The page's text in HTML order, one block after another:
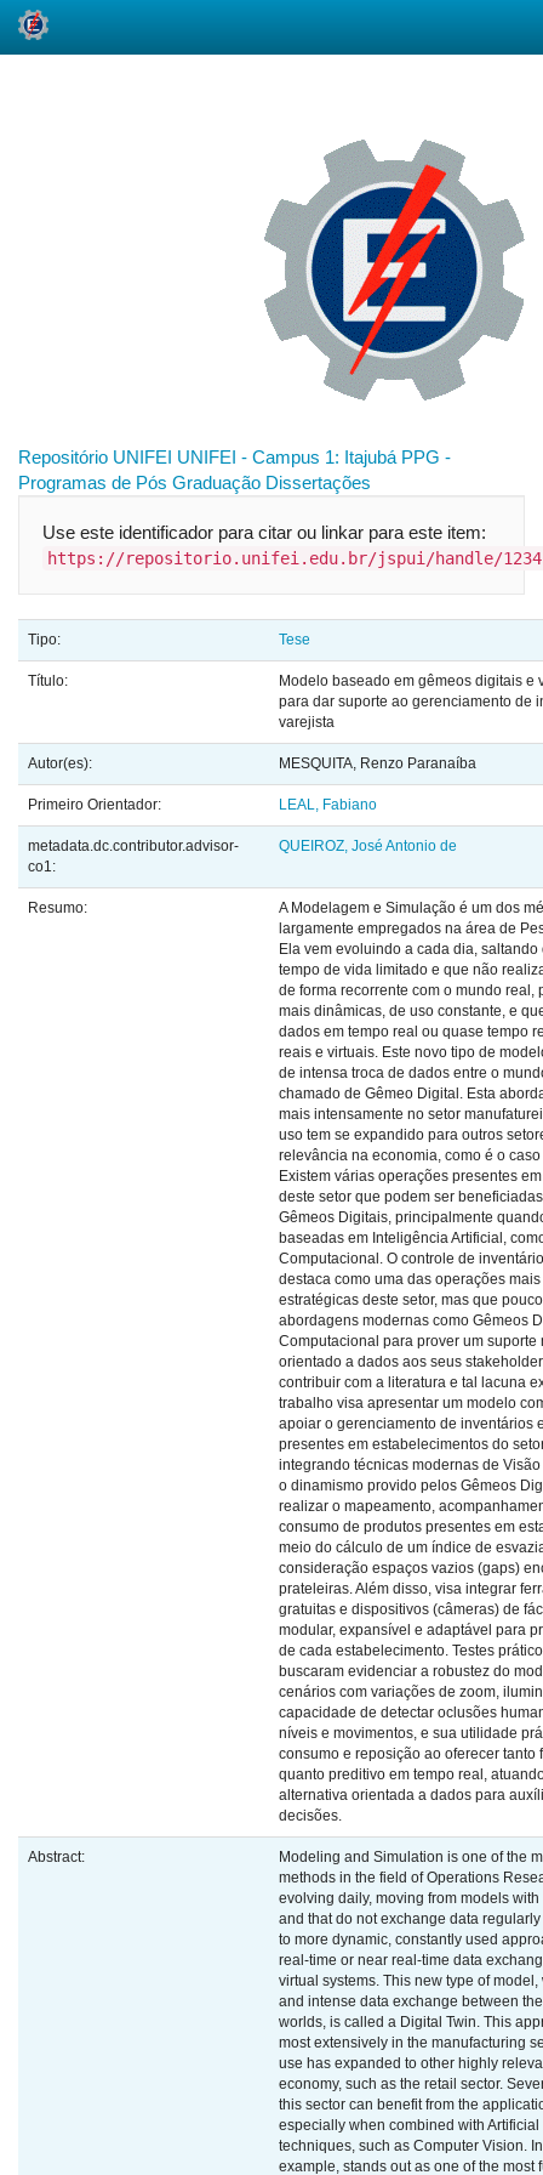
Repositório UNIFEI UNIFEI - Campus 1: Itajubá PPG -
Programas de Pós Graduação Dissertações
Use este identificador para citar ou linkar para este item:
https://repositorio.unifei.edu.br/jspui/handle/
Tipo: Tese
Título:
Modelo baseado em gêmeos digitais e
para dar suporte ao gerenciamento de
varejista
Autor(es): MESQUITA, Renzo Paranaíba
Primeiro Orientador: LEAL, Fabiano
metadata.dc.contributor.advisor-
co1:
QUEIROZ, José Antonio de
Resumo:
A Modelagem e Simulação é um dos
largamente empregados na área de
Ela vem evoluindo a cada dia,
tempo de vida limitado e que não
de forma recorrente com o mundo real,
mais dinâmicas, de uso constante, e
dados em tempo real ou quase tempo
reais e virtuais. Este novo tipo de
de intensa troca de dados entre o
chamado de Gêmeo Digital. Esta
mais intensamente no setor
uso tem se expandido para outros
relevância na economia, como é o
Existem várias operações presentes
deste setor que podem ser
Gêmeos Digitais, principalmente
baseadas em Inteligência Artificial,
Computacional. O controle de
destaca como uma das operações
estratégicas deste setor, mas que
abordagens modernas como Gêmeos
Computacional para prover um suporte
orientado a dados aos seus
contribuir com a literatura e tal lacuna
trabalho visa apresentar um modelo
apoiar o gerenciamento de inventários
presentes em estabelecimentos do
integrando técnicas modernas de
o dinamismo provido pelos Gêmeos
realizar o mapeamento,
consumo de produtos presentes em
meio do cálculo de um índice de
consideração espaços vazios (gaps)
prateleiras. Além disso, visa integrar
gratuitas e dispositivos (câmeras) de
modular, expansível e adaptável para
de cada estabelecimento. Testes
buscaram evidenciar a robustez do
cenários com variações de zoom,
capacidade de detectar oclusões
níveis e movimentos, e sua utilidade
consumo e reposição ao oferecer tanto
quanto preditivo em tempo real,
alternativa orientada a dados para
decisões.
Abstract:
Modeling and Simulation is one of the
methods in the field of Operations
evolving daily, moving from models
and that do not exchange data
to more dynamic, constantly used
real-time or near real-time data
virtual systems. This new type of
and intense data exchange between
worlds, is called a Digital Twin. This
most extensively in the manufacturing
use has expanded to other highly
economy, such as the retail sector.
this sector can benefit from the
especially when combined with
techniques, such as Computer Vision.
example, stands out as one of the most